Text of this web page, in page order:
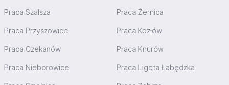
Praca Szałsza Praca Żernica
Praca Przyszowice Praca Kozłów
Praca Czekanów Praca Knurów
Praca Nieborowice Praca Ligota Łabędzka